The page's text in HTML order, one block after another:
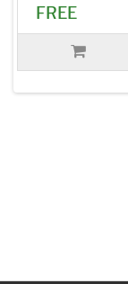
FREE